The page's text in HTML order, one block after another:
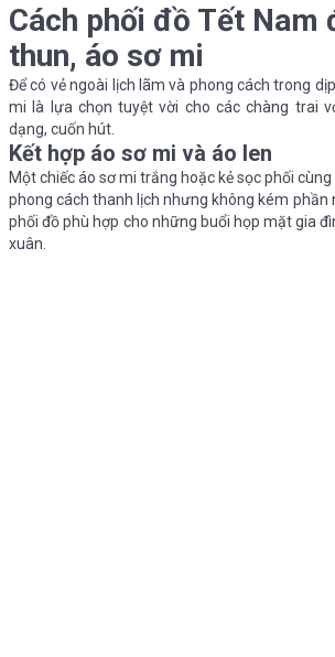
Cách phối đồ Tết Nam
thun, áo sơ mi
Để có vẻ ngoài lịch lãm và phong cách trong
mi là lựa chọn tuyệt vời cho các chàng trai
dạng, cuốn hút.
Kết hợp áo sơ mi và áo len
Một chiếc áo sơ mi trắng hoặc kẻ sọc phối
phong cách thanh lịch nhưng không kém phần
phối đồ phù hợp cho những buổi họp mặt gia
xuân.